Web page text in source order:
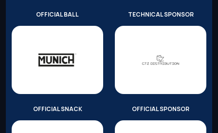
OFFICIAL BALL TECHNICAL SPONSOR
OFFICIAL SNACK OFFICIAL SPONSOR